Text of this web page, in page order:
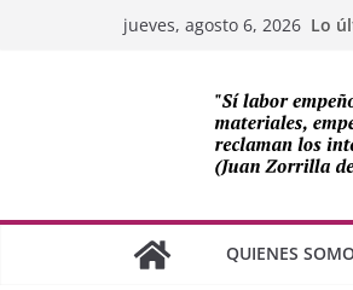
jueves, agosto 6, 2026 Lo
QUIENES